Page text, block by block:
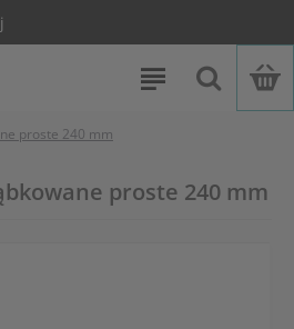
proste 240 mm
proste 240 mm